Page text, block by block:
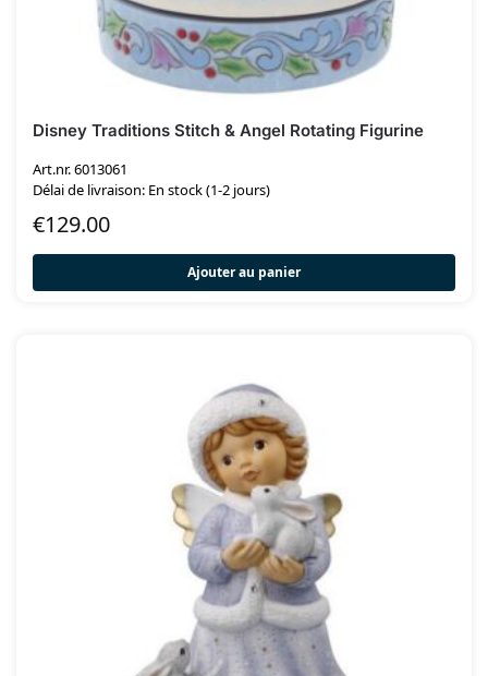
Disney Traditions Stitch & Angel Rotating Figurine
Art.nr. 6013061
Délai de livraison: En stock (1-2 jours)
€129.00
Ajouter au panier